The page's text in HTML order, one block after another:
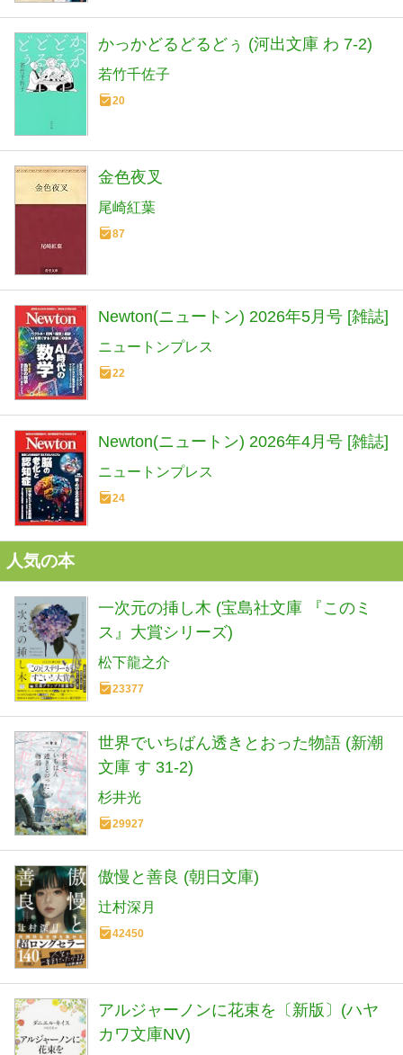
かっかどるどるどぅ (河出文庫 わ 7-2)
若竹千佐子
20
金色夜叉
尾崎紅葉
87
Newton(ニュートン) 2026年5月号 [雑誌]
ニュートンプレス
22
Newton(ニュートン) 2026年4月号 [雑誌]
ニュートンプレス
24
人気の本
一次元の挿し木 (宝島社文庫 『このミ
ス』大賞シリーズ)
松下龍之介
23377
世界でいちばん透きとおった物語 (新潮
文庫 す 31-2)
杉井光
29927
傲慢と善良 (朝日文庫)
辻村深月
42450
アルジャーノンに花束を〔新版〕(ハヤ
カワ文庫NV)